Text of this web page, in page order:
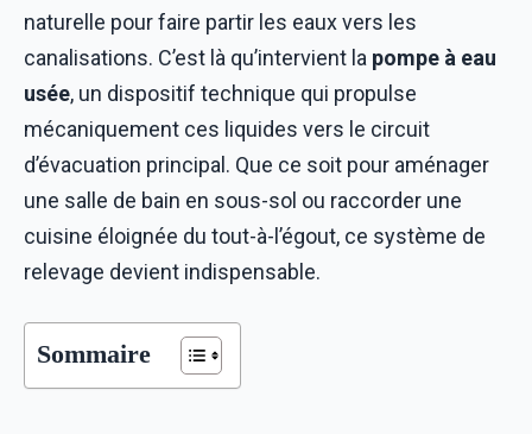
naturelle pour faire partir les eaux vers les
canalisations. C’est là qu’intervient la pompe à eau
usée, un dispositif technique qui propulse
mécaniquement ces liquides vers le circuit
d’évacuation principal. Que ce soit pour aménager
une salle de bain en sous-sol ou raccorder une
cuisine éloignée du tout-à-l’égout, ce système de
relevage devient indispensable.
Sommaire